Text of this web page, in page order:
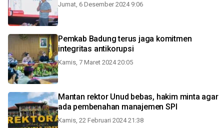
Jumat, 6 Desember 2024 9:06
Pemkab Badung terus jaga komitmen
integritas antikorupsi
Kamis, 7 Maret 2024 20:05
Mantan rektor Unud bebas, hakim minta agar
ada pembenahan manajemen SPI
Kamis, 22 Februari 2024 21:38